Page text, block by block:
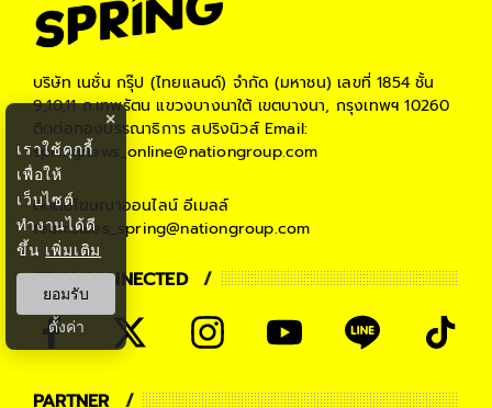
บริษัท เนชั่น กรุ๊ป (ไทยแลนด์) จำกัด (มหาชน) เลขที่ 1854 ชั้น
9,10,11 ถ.เทพรัตน แขวงบางนาใต้ เขตบางนา, กรุงเทพฯ 10260
ติดต่อกองบรรณาธิการ สปริงนิวส์Email:
springnews_online@nationgroup.com
ติดต่อโฆษณาออนไลน์ อีเมลล์
teamsales_spring@nationgroup.com
STAY CONNECTED
PARTNER
×
เราใช้คุกกี้
เพื่อให้
เว็บไซต์
ทำงานได้ดี
ขึ้น เพิ่มเติม
ยอมรับ
ตั้งค่า